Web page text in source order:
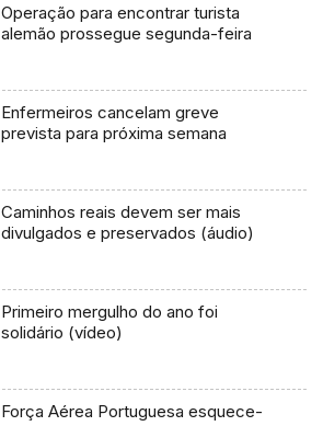
Operação para encontrar turista
alemão prossegue segunda-feira
Enfermeiros cancelam greve
prevista para próxima semana
Caminhos reais devem ser mais
divulgados e preservados (áudio)
Primeiro mergulho do ano foi
solidário (vídeo)
Força Aérea Portuguesa esquece-